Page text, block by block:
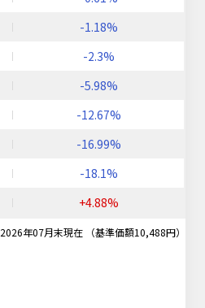
-1.18%
-2.3%
-5.98%
-12.67%
-16.99%
-18.1%
+4.88%
2026年07月末現在 （基準価額10,488円）